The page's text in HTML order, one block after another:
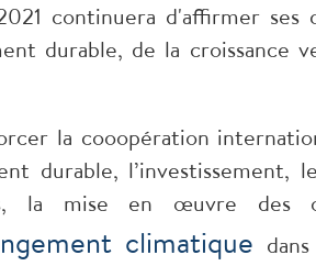
continuera d'affirmer ses
durable, de la croissance
la cooopération
durable, l’investissement,
la mise en œuvre des
climatique